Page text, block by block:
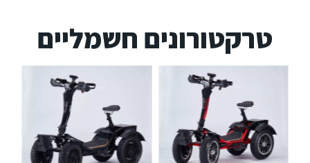
טרקטורונים חשמליים